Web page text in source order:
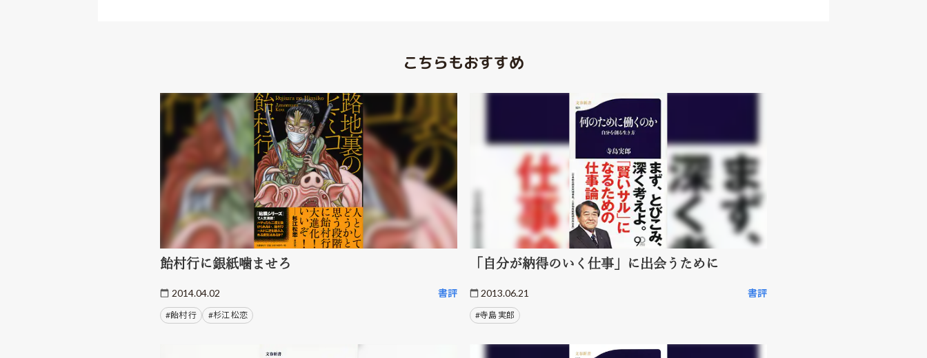
こちらもおすすめ
飴村行に銀紙噛ませろ
2014.04.02 書評
#飴村 行 #杉江 松恋
「自分が納得のいく仕事」に出会うために
2013.06.21 書評
#寺島 実郎